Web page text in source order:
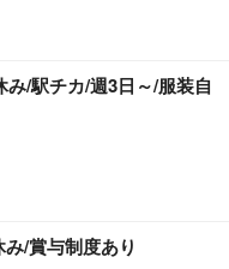
/駅チカ/週3日～/服装自
/賞与制度あり